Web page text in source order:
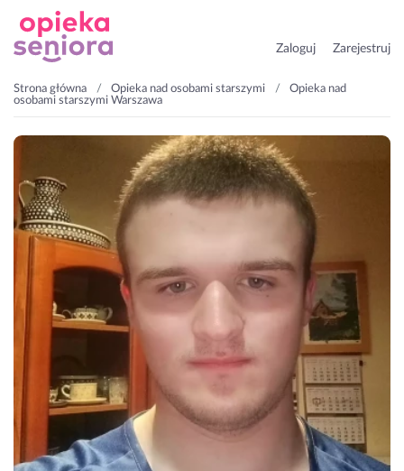
Zaloguj Zarejestruj
Strona główna Opieka nad osobami starszymi
Opieka nad
osobami starszymi Warszawa